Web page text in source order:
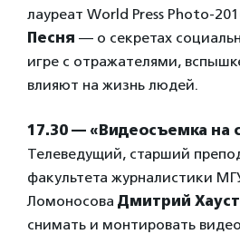
лауреат World Press Photo-
Песня — о секретах
игре с отражателями,
влияют на жизнь людей.
17.30 — «Видеосъемка на
Телеведущий, старший
факультета журналистики
Ломоносова Дмитрий
снимать и монтировать